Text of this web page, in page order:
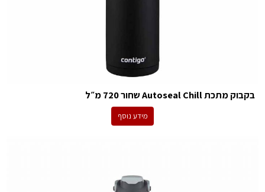
בקבוק מתכת Autoseal Chill שחור 720 מ״ל
מידע נוסף